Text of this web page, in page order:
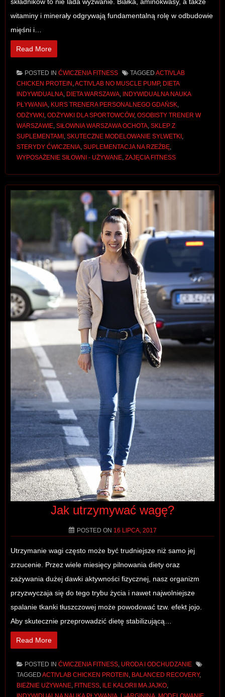
witaminy i minerały odgrywają fundamentalną rolę w odbudowie
mięśni i…
Read More
POSTED IN ĆWICZENIA FITNESS TAGGED ACTIVLAB
CHICKEN PROTEIN,ACTIVLAB NO MUSCLE PUMP, DIETA
INDYWIDUALNA, DIETA WARSZAWA, INDYWIDUALNA NAUKA
PŁYWANIA, KURS TRENERA PERSONALNEGO GDAŃSK,
ODŻYWKI, ODŻYWKI DLA SPORTOWCÓW, OSOBISTY TRENER W
WARSZAWIE, SIŁOWNIA WARSZAWA OCHOTA, SKLEP Z
SUPLEMENTAMI, SKUTECZNE MODELOWANIE SYLWETKI,
STERYDY ĆWICZENIA, SUPLEMENTACJA NA RZEŹBĘ,
WYPOSAŻENIE SIŁOWNI - UŻYWANE, ZAJĘCIA FITNESS
Jak utrzymywać wagę?
POSTED ON 16 LIPCA, 2017
Utrzymanie wagi często może być trudniejsze niż samo jej
zrzucenie. Przez wiele miesięcy pilnowania diety oraz
zażywania dużej dawki aktywności fizycznej, nasz organizm
przyzwyczaja się do tego trybu życia i nawet najwolniejsze
spalanie tkanki tłuszczowej może powodować tzw. efekt jojo.
Aby skutecznie przeprowadzić dietę stabilizującą…
Read More
POSTED IN ĆWICZENIA FITNESS URODA I ODCHUDZANIE
TAGGED ACTIVLAB CHICKEN PROTEIN BALANCED RECOVERY,
BIEŻNIE UŻYWANE FITNESS ILE KALORII MA JAJKO